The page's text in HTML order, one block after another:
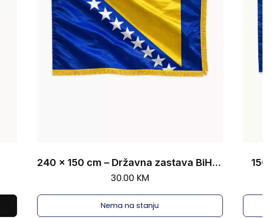
240 x 150 cm – Državna zastava BiH sa resama
30.00 KM
Nema na stanju
150